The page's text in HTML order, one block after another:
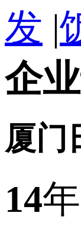
发 |
企
厦门
14年